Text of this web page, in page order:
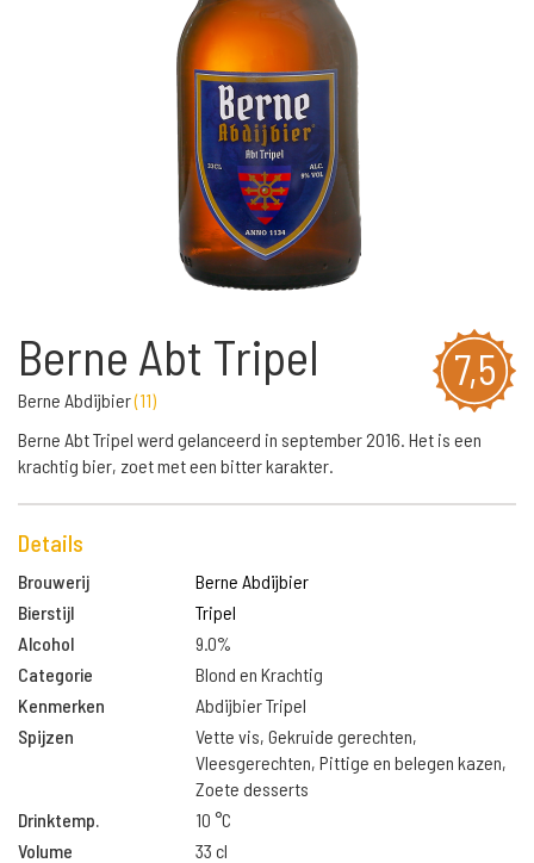
7,5
Berne Abt Tripel
Berne Abdijbier(11)
Berne Abt Tripel werd gelanceerd in september 2016. Het is een
krachtig bier, zoet met een bitter karakter.
Details
Brouwerij
Berne Abdijbier
Bierstijl
Tripel
Alcohol
9.0%
Categorie
Blond en Krachtig
Kenmerken
Abdijbier Tripel
Spijzen
Vette vis, Gekruide gerechten,
Vleesgerechten, Pittige en belegen kazen,
Zoete desserts
Drinktemp.
10 °C
Volume
33 cl